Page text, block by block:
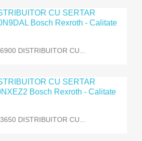
DISTRIBUITOR CU...
DISTRIBUITOR CU...